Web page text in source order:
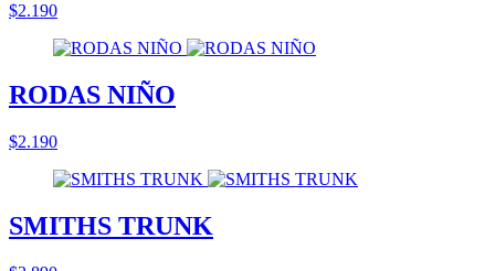
$2.190
RODAS NIÑO
$2.190
SMITHS TRUNK